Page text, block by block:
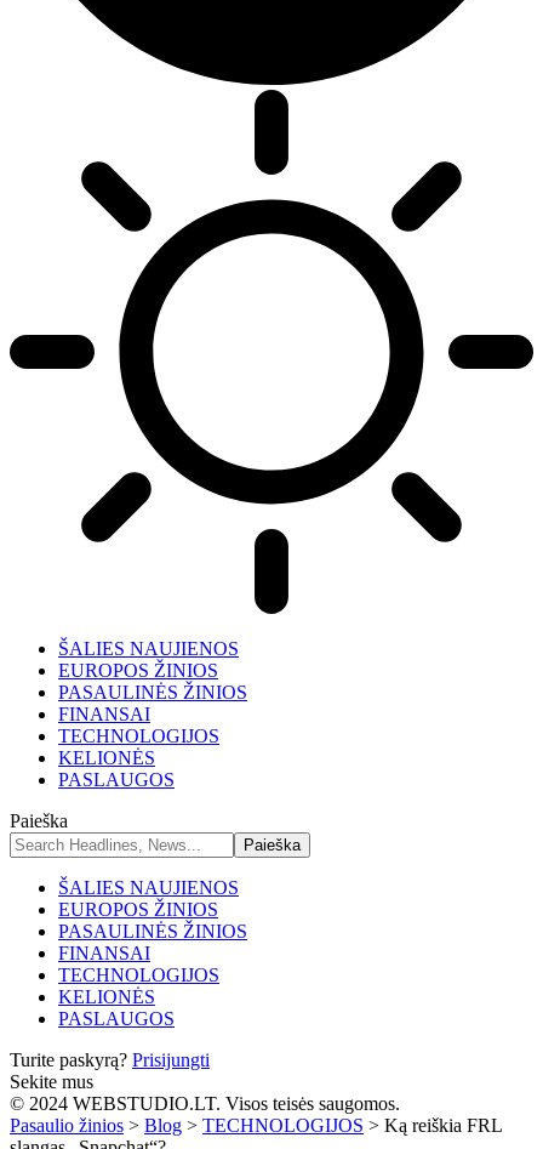
ŠALIES NAUJIENOS
EUROPOS ŽINIOS
PASAULINĖS ŽINIOS
FINANSAI
TECHNOLOGIJOS
KELIONĖS
PASLAUGOS
Paieška
ŠALIES NAUJIENOS
EUROPOS ŽINIOS
PASAULINĖS ŽINIOS
FINANSAI
TECHNOLOGIJOS
KELIONĖS
PASLAUGOS
Turite paskyrą? Prisijungti
Sekite mus
© 2024 WEBSTUDIO.LT. Visos teisės saugomos.
Pasaulio žinios > Blog > TECHNOLOGIJOS > Ką reiškia FRL